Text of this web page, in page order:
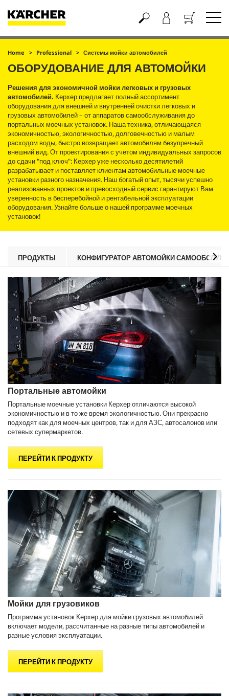
Корзина
Home Professional Системы мойки автомобилей
ОБОРУДОВАНИЕ ДЛЯ АВТОМОЙКИ
Решения для экономичной мойки легковых и грузовых
автомобилей. Керхер предлагает полный ассортимент
оборудования для внешней и внутренней очистки легковых и
грузовых автомобилей – от аппаратов самообслуживания до
портальных моечных установок. Наша техника, отличающаяся
экономичностью, экологичностью, долговечностью и малым
расходом воды, быстро возвращает автомобилям безупречный
внешний вид. От проектирования с учетом индивидуальных запросов
до сдачи "под ключ": Керхер уже несколько десятилетий
разрабатывает и поставляет клиентам автомобильные моечные
установки разного назначения. Наш богатый опыт, тысячи успешно
реализованных проектов и превосходный сервис гарантируют Вам
уверенность в бесперебойной и рентабельной эксплуатации
оборудования. Узнайте больше о нашей программе моечных
установок!
ПРОДУКТЫ КОНФИГУРАТОР АВТОМОЙКИ
Портальные автомойки
Портальные моечные установки Керхер отличаются высокой
экономичностью и в то же время экологичностью. Они прекрасно
подходят как для моечных центров, так и для АЗС, автосалонов или
сетевых супермаркетов.
ПЕРЕЙТИ К ПРОДУКТУ
Мойки для грузовиков
Программа установок Керхер для мойки грузовых автомобилей
включает модели, рассчитанные на разные типы автомобилей и
разные условия эксплуатации.
ПЕРЕЙТИ К ПРОДУКТУ